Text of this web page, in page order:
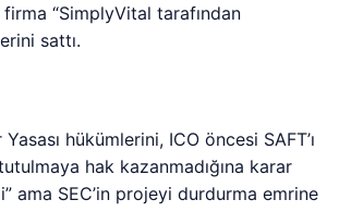
“SimplyVital tarafından
sattı.
hükümlerini, ICO öncesi SAFT’ı
hak kazanmadığına karar
ama SEC’in projeyi durdurma emrine